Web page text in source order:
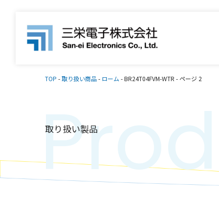
TOP -取り扱い商品- ローム -BR24T04FVM-WTR - ページ 2
取り扱い製品